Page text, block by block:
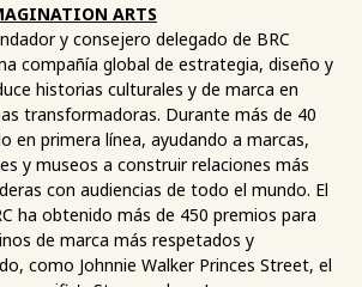
ARTS
y consejero delegado de BRC
compañía global de estrategia, diseño y
historias culturales y de marca en
transformadoras. Durante más de 40
en primera línea, ayudando a marcas,
y museos a construir relaciones más
con audiencias de todo el mundo. El
ha obtenido más de 450 premios para
de marca más respetados y
como Johnnie Walker Princes Street, el